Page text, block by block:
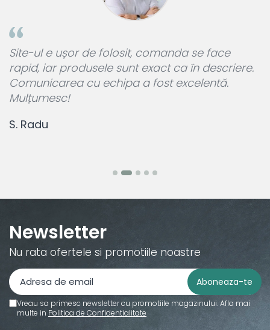
S. Radu
Site-ul e ușor de folosit, comanda se face
rapid, iar produsele sunt exact ca în descriere.
Comunicarea cu echipa a fost excelentă.
Mulțumesc!
Newsletter
Nu rata ofertele si promotiile noastre
Vreau sa primesc newsletter cu promotiile magazinului. Afla mai
multe in Politica de Confidentialitate